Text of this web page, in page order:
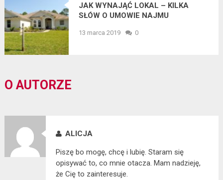
JAK WYNAJĄĆ LOKAL – KILKA
SŁÓW O UMOWIE NAJMU
13 marca 2019 0
O AUTORZE
ALICJA
Piszę bo mogę, chcę i lubię. Staram się
opisywać to, co mnie otacza. Mam nadzieję,
że Cię to zainteresuje.